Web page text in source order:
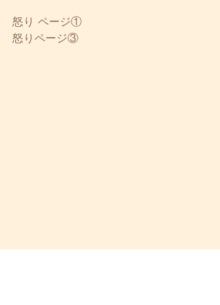
怒り ページ①
怒りページ③